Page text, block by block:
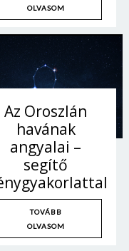
OLVASOM
Az Oroszlán
havának
angyalai –
segítő
TOVÁBB
OLVASOM